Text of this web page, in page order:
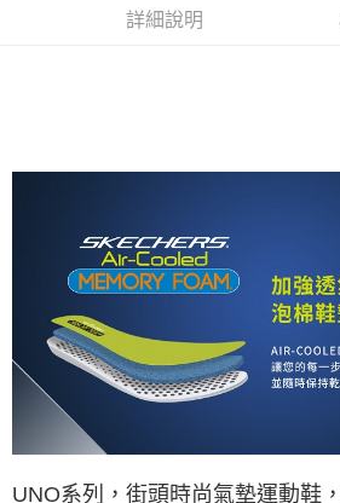
2.透過簡訊連結打開帳單後，可選擇「超商條碼
帳／街口支付／iPASS MONEY」等通路繳費。
資料（包含姓名、電話或地址）提供予台灣大哥
由本公司與您本人進行分期帳單所需資料之確
詳細說明
UNO系列，街頭時尚氣墊運動鞋